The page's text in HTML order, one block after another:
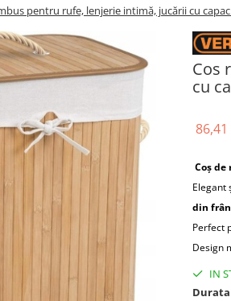
pentru rufe, lenjerie intimă, jucării cu capac
Cos
cu
86,41
Coș de
Elegant
din
Perfect
Design
IN